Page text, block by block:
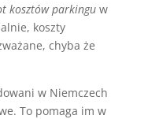
kosztów parkinguw
koszty
chyba że
w Niemczech
To pomaga im w